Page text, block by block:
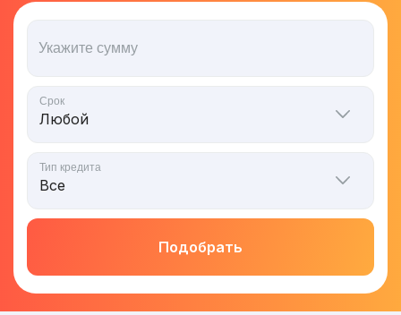
Укажите сумму
Срок
Тип кредита
Подобрать